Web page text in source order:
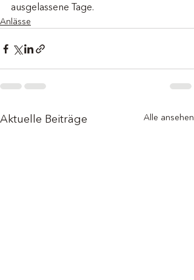
ausgelassene Tage.
Anlässe
Aktuelle Beiträge Alle ansehen